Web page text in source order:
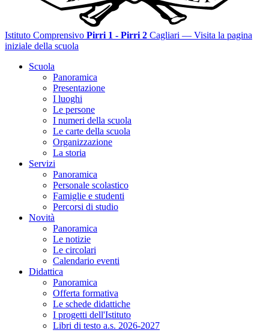
Istituto Comprensivo Pirri 1 - Pirri 2 Cagliari — Visita la pagina
iniziale della scuola
Scuola
Panoramica
Presentazione
I luoghi
Le persone
I numeri della scuola
Le carte della scuola
Organizzazione
La storia
Servizi
Panoramica
Personale scolastico
Famiglie e studenti
Percorsi di studio
Novità
Panoramica
Le notizie
Le circolari
Calendario eventi
Didattica
Panoramica
Offerta formativa
Le schede didattiche
I progetti dell'Istituto
Libri di testo a.s. 2026-2027